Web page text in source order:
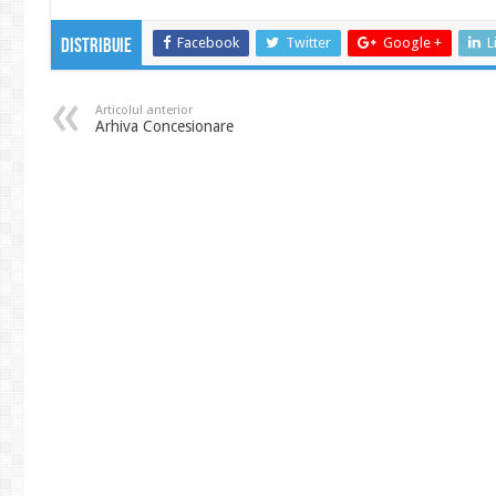
Distribuie Facebook Twitter Google +
Articolul anterior
Arhiva Concesionare